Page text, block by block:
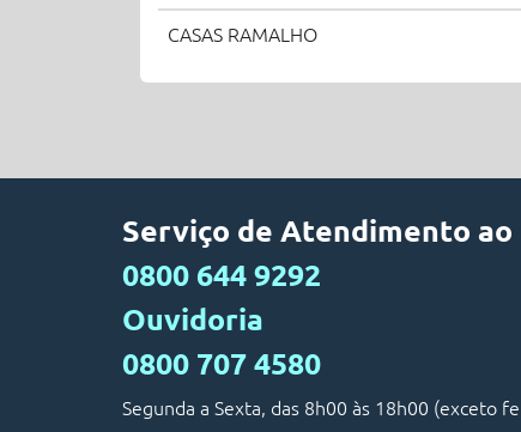
CASAS RAMALHO
Serviço de Atendimento ao
0800 644 9292
Ouvidoria
0800 707 4580
Segunda a Sexta, das 8h00 às 18h00 (exceto